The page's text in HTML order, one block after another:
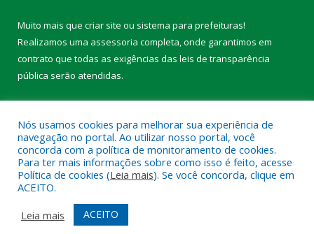
Muito mais que criar site ou sistema para prefeituras!
Realizamos uma assessoria completa, onde garantimos em
contrato que todas as exigências das leis de transparência
pública serão atendidas.
Todos os direitos reservados a Prefeitura Municipal de Faro.
Mapa do Site
Acessar Área Administrativa
Acessar Webmail
Nós usamos cookies para melhorar sua experiência de
navegação no portal. Ao utilizar nosso portal, você
concorda com a política de monitoramento de cookies.
Para ter mais informações sobre como isso é feito, acesse
Política de cookies (Leia mais). Se você concorda, clique em
ACEITO.
Leia mais
ACEITO